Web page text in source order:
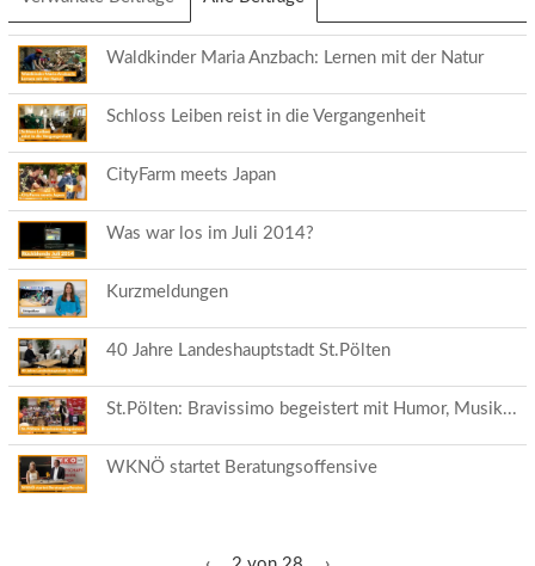
Reiter)
Waldkinder Maria Anzbach: Lernen mit der Natur
Schloss Leiben reist in die Vergangenheit
CityFarm meets Japan
Was war los im Juli 2014?
Kurzmeldungen
40 Jahre Landeshauptstadt St.Pölten
St.Pölten: Bravissimo begeistert mit Humor, Musik...
WKNÖ startet Beratungsoffensive